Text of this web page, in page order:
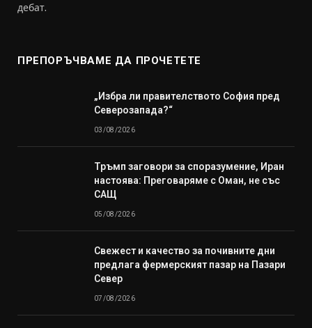
дебат.
ПРЕПОРЪЧВАМЕ ДА ПРОЧЕТЕТЕ
„Избра ли правителството София пред
Северозапада?“
03/08/2026
Тръмп заговори за споразумение, Иран
настоява: Преговаряме с Оман, не със
САЩ
05/08/2026
Свежест и качество за почивните дни
предлага фермерският пазар на Пазари
Север
07/08/2026